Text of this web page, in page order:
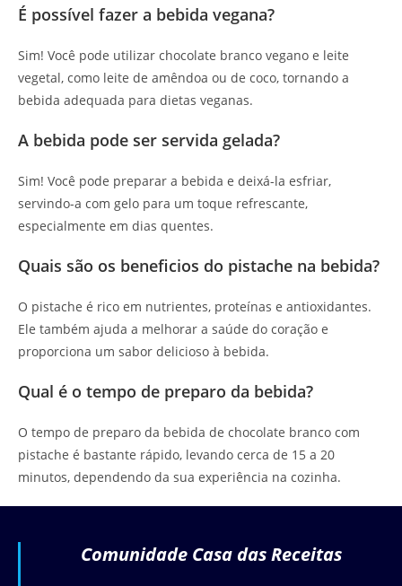
É possível fazer a bebida vegana?
Sim! Você pode utilizar chocolate branco vegano e leite
vegetal, como leite de amêndoa ou de coco, tornando a
bebida adequada para dietas veganas.
A bebida pode ser servida gelada?
Sim! Você pode preparar a bebida e deixá-la esfriar,
servindo-a com gelo para um toque refrescante,
especialmente em dias quentes.
Quais são os beneficios do pistache na bebida?
O pistache é rico em nutrientes, proteínas e antioxidantes.
Ele também ajuda a melhorar a saúde do coração e
proporciona um sabor delicioso à bebida.
Qual é o tempo de preparo da bebida?
O tempo de preparo da bebida de chocolate branco com
pistache é bastante rápido, levando cerca de 15 a 20
minutos, dependendo da sua experiência na cozinha.
Comunidade Casa das Receitas